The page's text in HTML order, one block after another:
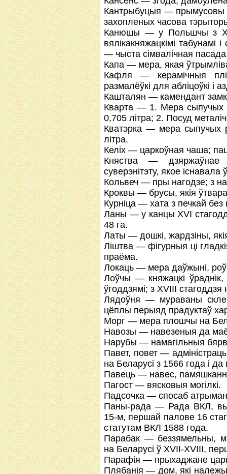
Кантрыбуцыя — прымусовы
захопленых часова
Канюшы — у Польшчы з ХІ
вялікакняжацкімі табунамі
— чыста сімвалічная
Капа — мера, якая
Кафля — керамічныя
размалёўкі для абліцоўкі і
Кашталян — камендант
Кварта — 1. Мера сыпучых
0,705 літра; 2. Посуд
Кватэрка — мера сыпучых
літра.
Келіх — царкоўная чаша;
Княства — дзяржаўнае
суверэнітэту, якое
Кольвеч — пры нагодзе; з
Кроквы — брусы, якія
Курніца — хата з печкай без
Ланы — у канцы ХVІ
48 га.
Латы — дошкі, жардзіны,
Ліштва — фігурныя ці
праёма.
Локаць — мера даўжыні,
Лоўчы — княжацкі ўраднік,
ўгоддзямі; з ХVІІІ
Лядоўня — мураваны
цёплы перыяд прадуктаў
Морг — мера плошчы на
Навозы — навезеныя да
Нарубы — намагільныя
Павет, повет —
на Беларусі з 1566 года і
Павець — навес,
Пагост — вясковыя могілкі.
Падсочка — спосаб
Паны-рада — Рада ВКЛ,
15-м, першай палове 16
статутам ВКЛ 1588 года.
Парабак — беззямельны,
на Беларусі ў ХVІІ-ХVІІІ,
Парафія — прыхаджане
Плябанія — дом, які